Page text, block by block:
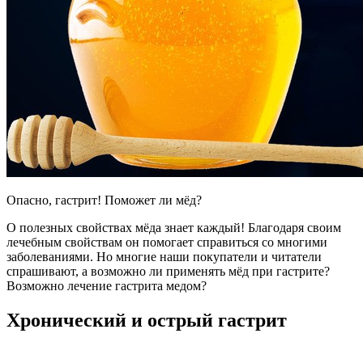
Опасно, гастрит! Поможет ли мёд?
О полезных свойствах мёда знает каждый! Благодаря своим
лечебным свойствам он помогает справиться со многими
заболеваниями. Но многие наши покупатели и читатели
спрашивают, а возможно ли применять мёд при гастрите?
Возможно лечение гастрита медом?
Хронический и острый гастрит